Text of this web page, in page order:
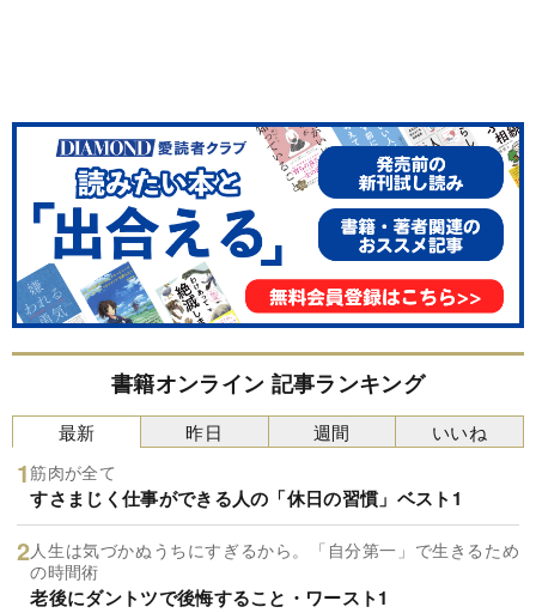
書籍オンライン 記事ランキング
最新
筋肉が全て
すさまじく仕事ができる人の「休日の習慣」ベスト1
人生は気づかぬうちにすぎるから。「自分第一」で生きるため
の時間術
老後にダントツで後悔すること・ワースト1
昨日 週間 いいね